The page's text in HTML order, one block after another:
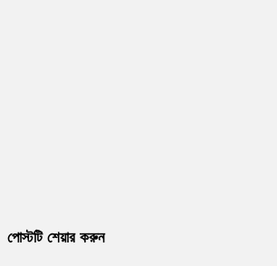
পোস্টটি শেয়ার করুন